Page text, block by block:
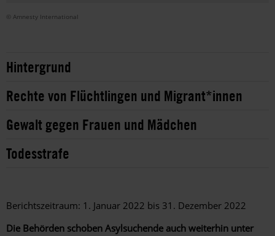
© Amnesty International
Hintergrund
Rechte von Flüchtlingen und Migrant*innen
Gewalt gegen Frauen und Mädchen
Todesstrafe
Berichtszeitraum: 1. Januar 2022 bis 31. Dezember 2022
Die Behörden schoben Asylsuchende auch weiterhin unter